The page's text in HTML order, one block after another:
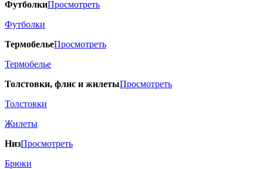
ФутболкиПросмотреть
Футболки
ТермобельеПросмотреть
Термобелье
Толстовки, флис и жилетыПросмотреть
Толстовки
Жилеты
НизПросмотреть
Брюки